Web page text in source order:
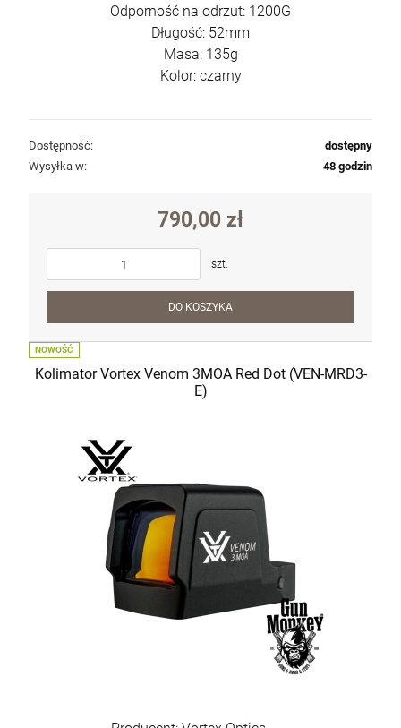
Odporność na odrzut: 1200G
Długość: 52mm
Masa: 135g
Kolor: czarny
Dostępność:
dostępny
Wysyłka w:
48 godzin
790,00 zł
szt.
DO KOSZYKA
Kolimator Vortex Venom 3MOA Red Dot (VEN-MRD3-
E)
NOWOŚĆ